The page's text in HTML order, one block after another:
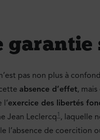
pas non plus à
absence d’effet,
exercice des libertés
Jean Leclercq1 , laquelle
l’absence de coercition